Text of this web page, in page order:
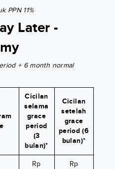
PPN 11%
Later -
+ 6 month normal
Cicilan
selama
grace
period
(3
bulan)*
Cicilan
setelah
grace
period (6
bulan)*
Rp
Rp